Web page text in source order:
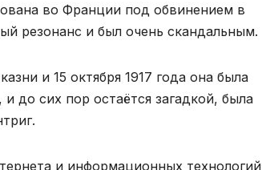
во Франции под обвинением в
резонанс и был очень скандальным.
и 15 октября 1917 года она была
до сих пор остаётся загадкой, была
и информационных технологий